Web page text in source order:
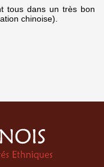
tous dans un très bon
chinoise).